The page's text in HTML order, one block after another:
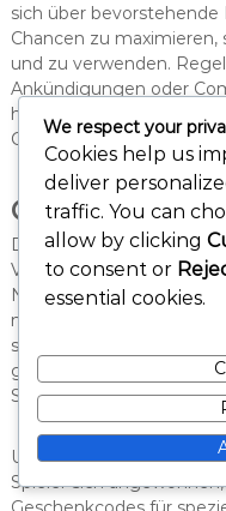
sich über
Chancen zu
und zu verwenden.
Ankündigungen oder
helfen, auf dem
Codes verfügbar werden.
Die Gültigkeitszeiträume
Veranstaltungen sind
Notwendigkeit einer
müssen schnell handeln,
sie ablaufen. Reguläre
großzügigere
Spielern ermöglichen,
Um wertvolle
Spieler sich
We respect your
Cookies help us
deliver
traffic. You can
allow by clicking
to consent or
essential cookies.